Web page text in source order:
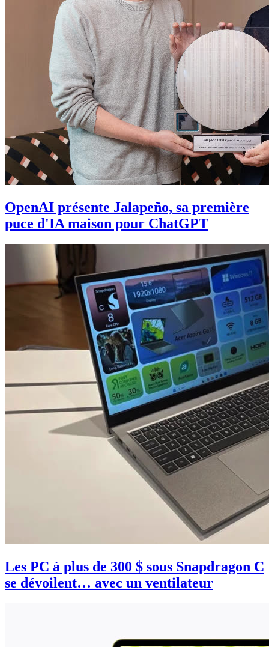
OpenAI présente Jalapeño, sa première
puce d'IA maison pour ChatGPT
Les PC à plus de 300 $ sous Snapdragon C
se dévoilent… avec un ventilateur